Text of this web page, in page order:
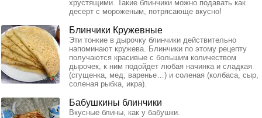
хрустящими. Такие блинчики можно подавать как
десерт с мороженым, потрясающе вкусно!
Блинчики Кружевные
Эти тонкие в дырочку блинчики действительно
напоминают кружева. Блинчики по этому рецепту
получаются красивые с большим количеством
дырочек, к ним подойдет любая начинка и сладкая
(сгущенка, мед, варенье…) и соленая (колбаса, сыр,
соленая рыбка, икра).
Бабушкины блинчики
Вкусные блины, как у бабушки.